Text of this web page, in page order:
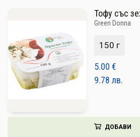
Тофу със
Green Donna
150 г
5.00 €
9.78 лв.
ДОБАВИ